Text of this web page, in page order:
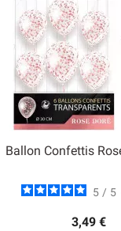
Ballon Confettis
5 / 5
3,49 €